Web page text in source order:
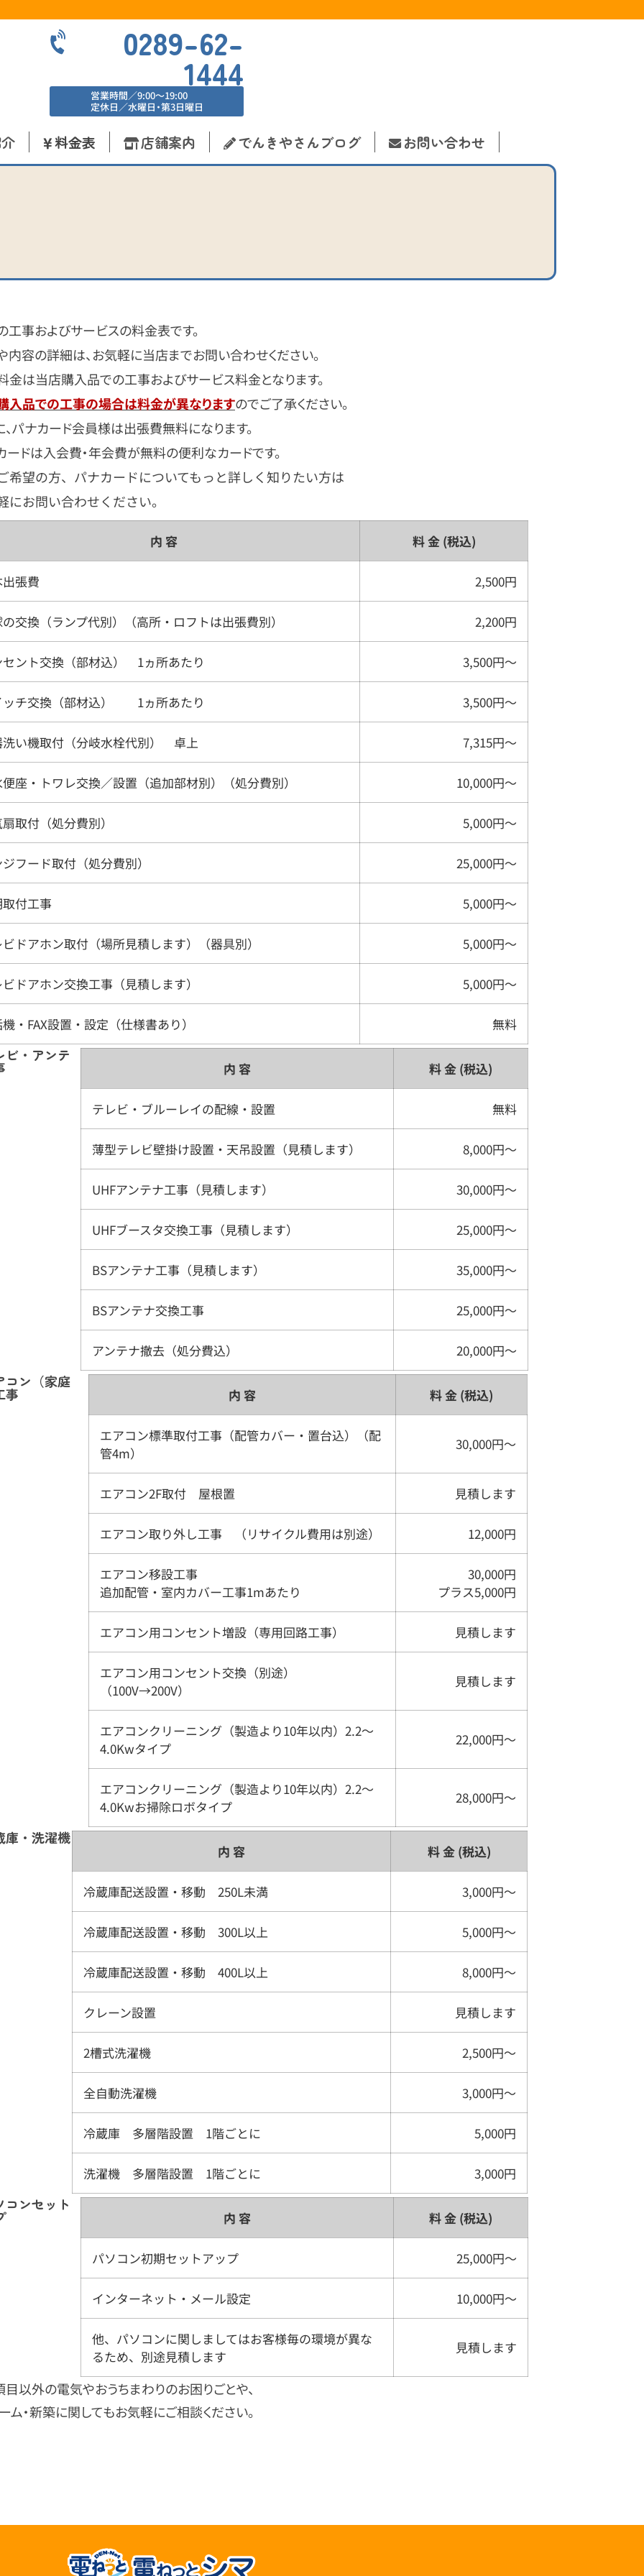
0289-62-
1444
営業時間／9:00〜19:00
定休日／水曜日・第3日曜日
料金表 店舗案内 でんきやさんブログ お問い合わせ
工事およびサービスの料金表です。
内容の詳細は、お気軽に当店までお問い合わせください。
金は当店購入品での工事およびサービス料金となります。
入品での工事の場合は料金が異なりますのでご了承ください。
、パナカード会員様は出張費無料になります。
ードは入会費・年会費が無料の便利なカードです。
希望の方、パナカードについてもっと詳しく知りたい方は
にお問い合わせください。
内 容 料 金 (税込)
張費 2,500円
交換（ランプ代別）（高所・ロフトは出張費別） 2,200円
セント交換（部材込） 1ヵ所あたり 3,500円〜
ッチ交換（部材込） 1ヵ所あたり 3,500円〜
洗い機取付（分岐水栓代別） 卓上 7,315円〜
座・トワレ交換／設置（追加部材別）（処分費別） 10,000円〜
取付（処分費別） 5,000円〜
ジフード取付（処分費別） 25,000円〜
付工事 5,000円〜
ドアホン取付（場所見積します）（器具別） 5,000円〜
ドアホン交換工事（見積します） 5,000円〜
・FAX設置・設定（仕様書あり） 無料
・アンテ
内 容 料 金 (税込)
テレビ・ブルーレイの配線・設置 無料
薄型テレビ壁掛け設置・天吊設置（見積します） 8,000円〜
UHFアンテナ工事（見積します） 30,000円〜
UHFブースタ交換工事（見積します） 25,000円〜
BSアンテナ工事（見積します） 35,000円〜
BSアンテナ交換工事 25,000円〜
アンテナ撤去（処分費込） 20,000円〜
ン（家庭
事 内 容 料 金 (税込)
エアコン標準取付工事（配管カバー・置台込）（配
管4m）
30,000円〜
エアコン2F取付 屋根置 見積します
エアコン取り外し工事 （リサイクル費用は別途） 12,000円
エアコン移設工事
追加配管・室内カバー工事1mあたり
30,000円
プラス5,000円
エアコン用コンセント増設（専用回路工事） 見積します
エアコン用コンセント交換（別途）
（100V→200V）
見積します
エアコンクリーニング（製造より10年以内）2.2〜
4.0Kwタイプ
22,000円〜
エアコンクリーニング（製造より10年以内）2.2〜
4.0Kwお掃除ロボタイプ
28,000円〜
・洗濯機
内 容 料 金 (税込)
冷蔵庫配送設置・移動 250L未満 3,000円〜
冷蔵庫配送設置・移動 300L以上 5,000円〜
冷蔵庫配送設置・移動 400L以上 8,000円〜
クレーン設置 見積します
2槽式洗濯機 2,500円〜
全自動洗濯機 3,000円〜
冷蔵庫 多層階設置 1階ごとに 5,000円
洗濯機 多層階設置 1階ごとに 3,000円
ンセット
内 容 料 金 (税込)
パソコン初期セットアップ 25,000円〜
インターネット・メール設定 10,000円〜
他、パソコンに関しましてはお客様毎の環境が異な
るため、別途見積します
見積します
目以外の電気やおうちまわりのお困りごとや、
ム・新築に関してもお気軽にご相談ください。